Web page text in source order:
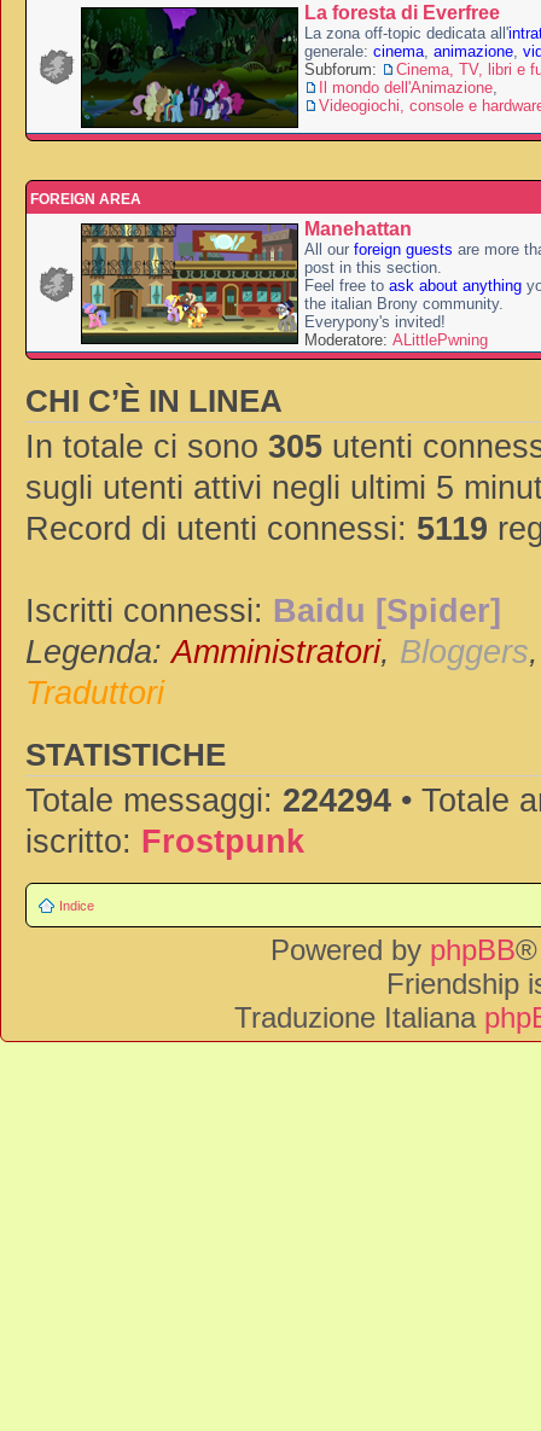
La foresta di Everfree
La zona off-topic dedicata all'
generale: cinema, animazione,
Subforum:
Cinema, TV, libri e
Il mondo dell'Animazione,
Videogiochi, console e
FOREIGN AREA
Manehattan
All our foreign guests are more
post in this section.
Feel free to ask about anything
the italian Brony community.
Everypony's invited!
Moderatore: ALittlePwning
CHI C’È IN LINEA
In totale ci sono 305 utenti
sugli utenti attivi negli ultimi 5
Record di utenti connessi: 5119
Iscritti connessi: Baidu [Spider]
Legenda:Amministratori, Bloggers
Traduttori
STATISTICHE
Totale messaggi: 224294 • Totale
iscritto: Frostpunk
Indice
Powered by phpBB®
Friendship
Traduzione Italiana